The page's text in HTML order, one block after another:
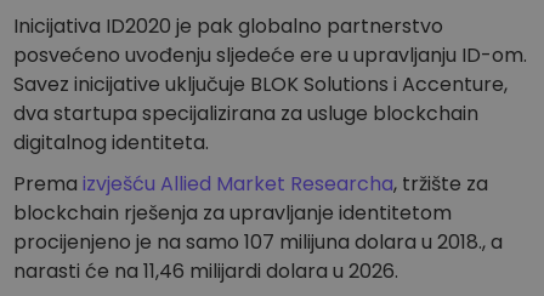
Inicijativa ID2020 je pak globalno partnerstvo
posvećeno uvođenju sljedeće ere u upravljanju ID-om.
Savez inicijative uključuje BLOK Solutions i Accenture,
dva startupa specijalizirana za usluge blockchain
digitalnog identiteta.
Premaizvješću Allied Market Researcha, tržište za
blockchain rješenja za upravljanje identitetom
procijenjeno je na samo 107 milijuna dolara u 2018., a
narasti će na 11,46 milijardi dolara u 2026.